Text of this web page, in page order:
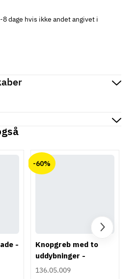
dage hvis ikke andet angivet i
endnu.
-
-60%
Knopgreb med to
uddybninger -
rustfrit stål
136.05.009